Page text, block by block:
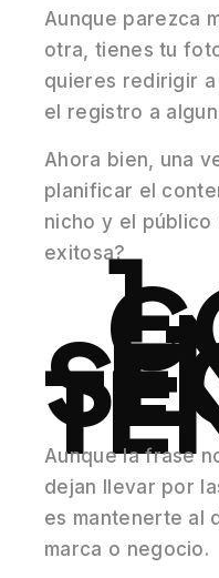
Aunque parezca
otra, tienes tu
quieres redirigir
el registro a
Ahora bien, una
planificar el
nicho y el público
exitosa?1.
Aunque la frase
dejan llevar por
es mantenerte al
marca o negocio.